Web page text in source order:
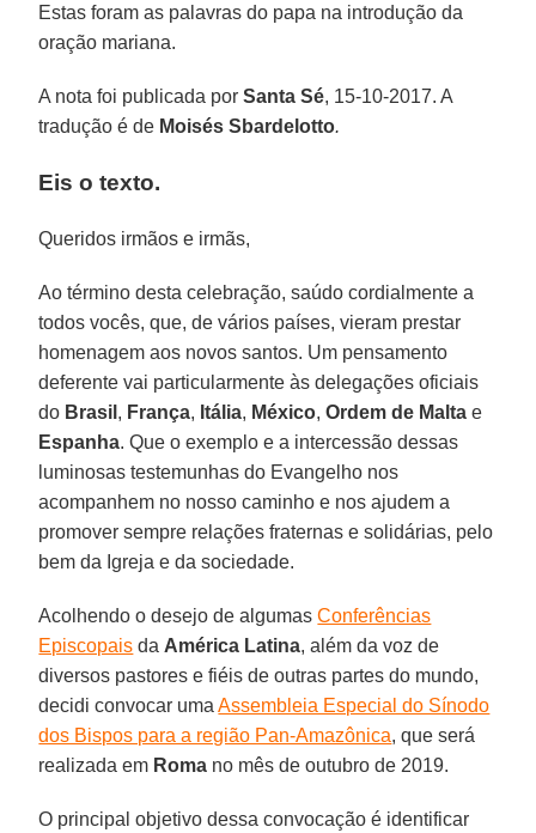
Estas foram as palavras do papa na introdução da
oração mariana.
A nota foi publicada porSanta Sé, 15-10-2017. A
tradução é de Moisés Sbardelotto.
Eis o texto.
Queridos irmãos e irmãs,
Ao término desta celebração, saúdo cordialmente a
todos vocês, que, de vários países, vieram prestar
homenagem aos novos santos. Um pensamento
deferente vai particularmente às delegações oficiais
do Brasil , França, Itália, México,Ordem de Malta e
Espanha. Que o exemplo e a intercessão dessas
luminosas testemunhas do Evangelho nos
acompanhem no nosso caminho e nos ajudem a
promover sempre relações fraternas e solidárias, pelo
bem da Igreja e da sociedade.
Acolhendo o desejo de algumasConferências
Episcopais da América Latina, além da voz de
diversos pastores e fiéis de outras partes do mundo,
decidi convocar umaAssembleia Especial do Sínodo
dos Bispos para a região Pan-Amazônica, que será
realizada em Roma no mês de outubro de 2019.
O principal objetivo dessa convocação é identificar